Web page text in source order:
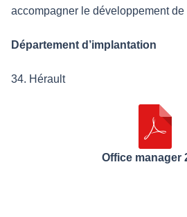
accompagner le développement de
Département d’implantation
34. Hérault
Office manager